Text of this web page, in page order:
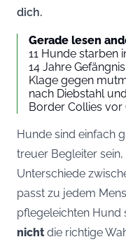
dich.
Gerade lesen
11 Hunde starben
14 Jahre Gefängnis
Klage gegen
nach Diebstahl
Border Collies vor
Hunde sind einfach
treuer Begleiter
Unterschiede
passt zu jedem
pflegeleichten Hund
nicht die richtige